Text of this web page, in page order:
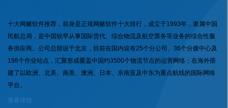
十大网赌软件推荐，前身是正规网赌软件十大排行，成立于1993年，隶属中国
民航总局，是中国较早从事国际货代、综合物流及航空票务等业务的综合性服
务供应商。公司总部设于北京，目前在国内设有25个分公司、36个分拨中心及
198个作业站点，汇聚形成覆盖中国约3500个物流节点的运营网络；在海外搭
建了以欧洲、北美、南美、澳洲、日本、东南亚及中东为重点航线的国际网络
平台。
查看详情